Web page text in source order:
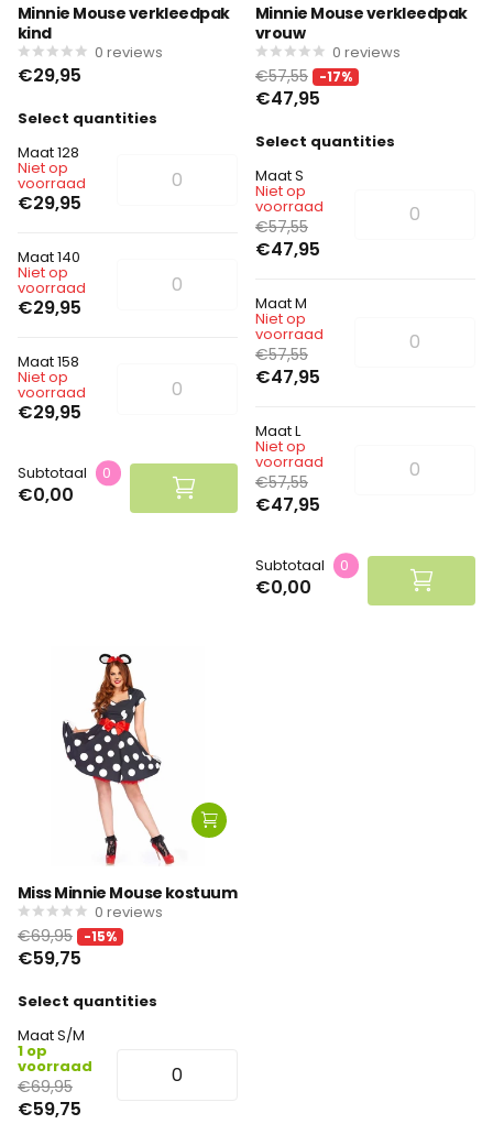
Minnie Mouse verkleedpak
kind
0 reviews
€29,95
Select quantities
Maat 128
Niet op
voorraad
€29,95
Maat 140
Niet op
voorraad
€29,95
Maat 158
Niet op
voorraad
€29,95
Subtotaal 0
€0,00
Minnie Mouse verkleedpak
vrouw
0 reviews
€57,55 -17%
€47,95
Select quantities
Maat S
Niet op
voorraad
€57,55
€47,95
Maat M
Niet op
voorraad
€57,55
€47,95
Maat L
Niet op
voorraad
€57,55
€47,95
Subtotaal 0
€0,00
Miss Minnie Mouse kostuum
0 reviews
€69,95 -15%
€59,75
Select quantities
Maat S/M
1 op
voorraad
€69,95
€59,75